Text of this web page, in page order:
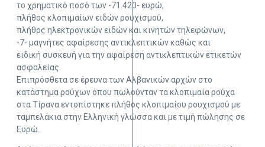
το χρηματικό ποσό των -71.420- ευρώ,
πλήθος κλοπιμαίων ειδών ρουχισμού,
πλήθος ηλεκτρονικών ειδών και κινητών τηλεφώνων,
-7- μαγνήτες αφαίρεσης αντικλεπτικών καθώς και
ειδική συσκευή για την αφαίρεση αντικλεπτικών ετικετών
ασφαλείας.
Επιπρόσθετα σε έρευνα των Αλβανικών αρχών στο
κατάστημα ρούχων όπου πωλούνταν τα κλοπιμαία ρούχα
στα Τίρανα εντοπίστηκε πλήθος κλοπιμαίου ρουχισμού με
ταμπελάκια στην Ελληνική γλώσσα και με τιμή πώλησης σε
Ευρώ.